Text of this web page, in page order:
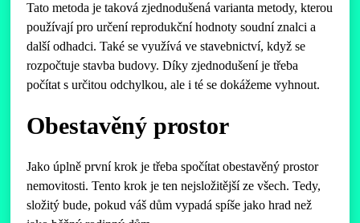
Tato metoda je taková zjednodušená varianta metody, kterou
používají pro určení reprodukční hodnoty soudní znalci a
další odhadci. Také se využívá ve stavebnictví, když se
rozpočtuje stavba budovy. Díky zjednodušení je třeba
počítat s určitou odchylkou, ale i té se dokážeme vyhnout.
Obestavěný prostor
Jako úplně první krok je třeba spočítat obestavěný prostor
nemovitosti. Tento krok je ten nejsložitější ze všech. Tedy,
složitý bude, pokud váš dům vypadá spíše jako hrad než